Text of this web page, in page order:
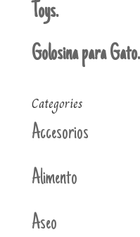
Toys.
Golosina para Gato.
Categories
Accesorios
Alimento
Aseo